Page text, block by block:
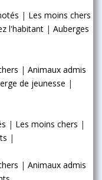
| Les moins chers
l'habitant | Auberges
| Animaux admis
de jeunesse |
| Les moins chers |
|
| Animaux admis